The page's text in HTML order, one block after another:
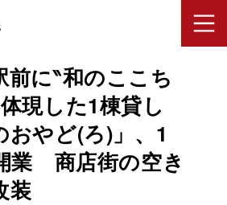
前に‶和のここち
現した1棟貸し
おやど(ろ)」、1
業 商店街の空き
装